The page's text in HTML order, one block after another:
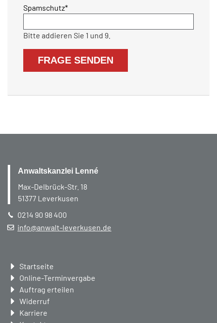
Pflichtfeld
Spamschutz*
Bitte addieren Sie 1 und 9.
FRAGE SENDEN
Anwaltskanzlei Lenné
Max-Delbrück-Str. 18
51377 Leverkusen
0214 90 98 400
info@anwalt-leverkusen.de
Navigation
überspringen
Startseite
Online-Terminvergabe
Auftrag erteilen
Widerruf
Karriere